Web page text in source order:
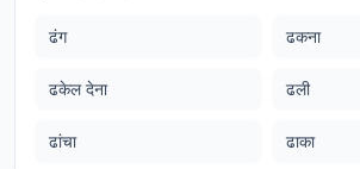
ढंग ढकना
ढकेल देना ढली
ढांचा ढाका